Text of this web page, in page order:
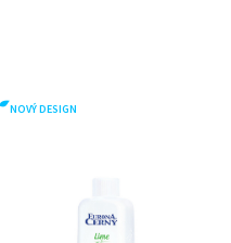
NOVÝ DESIGN